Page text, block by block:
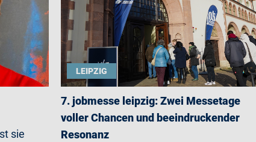
sie
LEIPZIG
7. jobmesse leipzig: Zwei Messetage
voller Chancen und beeindruckender
Resonanz